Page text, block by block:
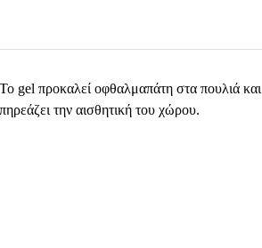
Το gel προκαλεί οφθαλμαπάτη στα πουλιά και
την αισθητική του χώρου.